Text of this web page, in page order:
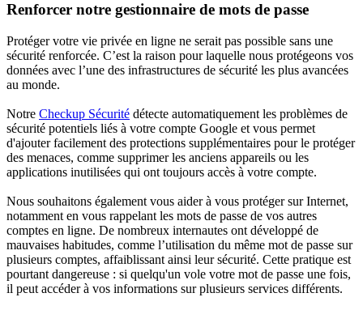
Renforcer notre gestionnaire de mots de passe
Protéger votre vie privée en ligne ne serait pas possible sans une
sécurité renforcée. C’est la raison pour laquelle nous protégeons vos
données avec l’une des infrastructures de sécurité les plus avancées
au monde.
Notre Checkup Sécurité détecte automatiquement les problèmes de
sécurité potentiels liés à votre compte Google et vous permet
d'ajouter facilement des protections supplémentaires pour le protéger
des menaces, comme supprimer les anciens appareils ou les
applications inutilisées qui ont toujours accès à votre compte.
Nous souhaitons également vous aider à vous protéger sur Internet,
notamment en vous rappelant les mots de passe de vos autres
comptes en ligne. De nombreux internautes ont développé de
mauvaises habitudes, comme l’utilisation du même mot de passe sur
plusieurs comptes, affaiblissant ainsi leur sécurité. Cette pratique est
pourtant dangereuse : si quelqu'un vole votre mot de passe une fois,
il peut accéder à vos informations sur plusieurs services différents.